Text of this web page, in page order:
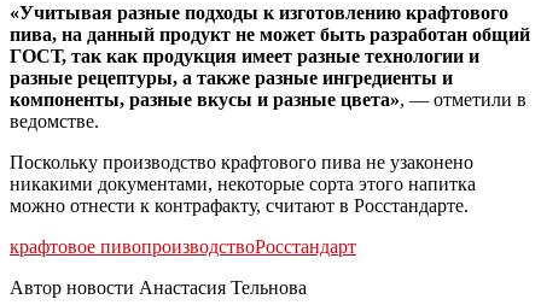
«Учитывая разные подходы к изготовлению крафтового
пива, на данный продукт не может быть разработан общий
ГОСТ, так как продукция имеет разные технологии и
разные рецептуры, а также разные ингредиенты и
компоненты, разные вкусы и разные цвета», — отметили в
ведомстве.
Поскольку производство крафтового пива не узаконено
никакими документами, некоторые сорта этого напитка
можно отнести к контрафакту, считают в Росстандарте.
крафтовое пивопроизводствоРосстандарт
Автор новости Анастасия Тельнова